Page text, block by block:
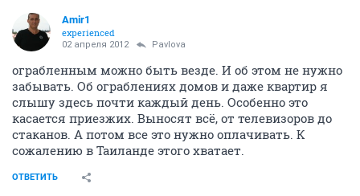
Amir1
experienced
02 апреля 2012 Pavlova
ограбленным можно быть везде. И об этом не нужно
забывать. Об ограблениях домов и даже квартир я
слышу здесь почти каждый день. Особенно это
касается приезжих. Выносят всё, от телевизоров до
стаканов. А потом все это нужно оплачивать. К
сожалению в Таиланде этого хватает.
ОТВЕТИТЬ